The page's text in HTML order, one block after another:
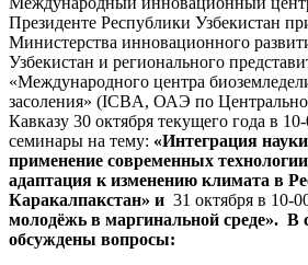
Президенте Республики Узбекистан
Министерства инновационного
Узбекистан и регионального
«Международного центра
засоления» (ICBA, ОАЭ по
Кавказу 30 октября текущего года в
семинары на тему: «Интеграция
применение современных
адаптация к изменению климата в
Каракалпакстан» и 31 октября в 10-
молодёжь в маргинальной среде». В
обсуждены вопросы: